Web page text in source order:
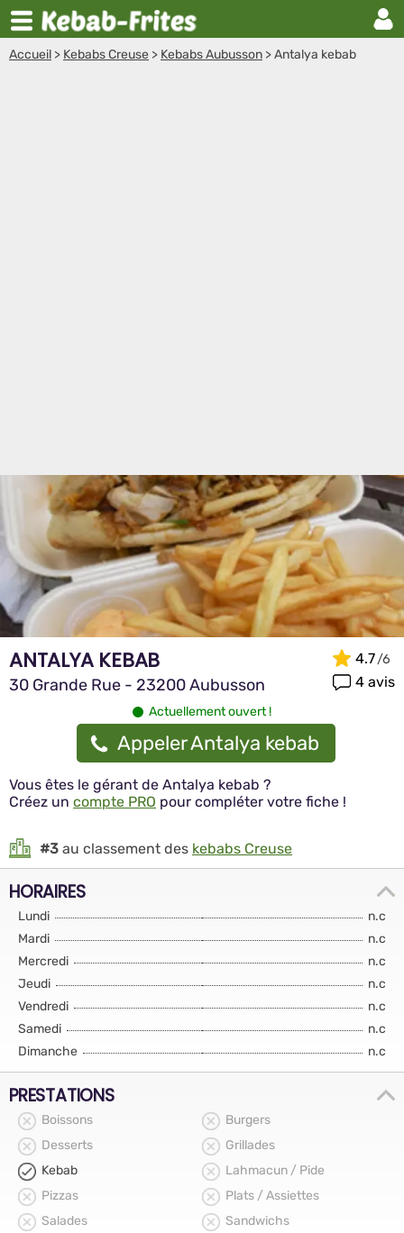
Accueil > Kebabs Creuse > Kebabs Aubusson >Antalya kebab
ANTALYA KEBAB
30 Grande Rue - 23200 Aubusson
4.7
4 avis
Actuellement ouvert !
Appeler Antalya kebab
Vous êtes le gérant de Antalya kebab ?
Créez un compte PRO pour compléter votre fiche !
#3 au classement des kebabs Creuse
HORAIRES
Lundi
n.c
Mardi
n.c
Mercredi
n.c
Jeudi
n.c
Vendredi
n.c
Samedi
n.c
Dimanche
n.c
PRESTATIONS
Boissons
Burgers
Desserts
Grillades
Kebab
Lahmacun / Pide
Pizzas
Plats / Assiettes
Salades
Sandwichs